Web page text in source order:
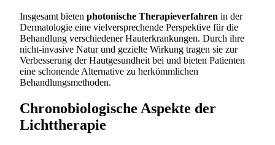
Insgesamt bieten photonische Therapieverfahren in der
Dermatologie eine vielversprechende Perspektive für die
Behandlung verschiedener Hauterkrankungen. Durch ihre
nicht-invasive Natur und gezielte Wirkung tragen sie zur
Verbesserung der Hautgesundheit bei und bieten Patienten
eine schonende Alternative zu herkömmlichen
Behandlungsmethoden.
Chronobiologische Aspekte der
Lichttherapie